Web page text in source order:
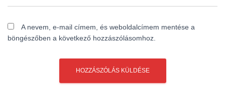
A nevem, e-mail címem, és weboldalcímem mentése a
böngészőben a következő hozzászólásomhoz.